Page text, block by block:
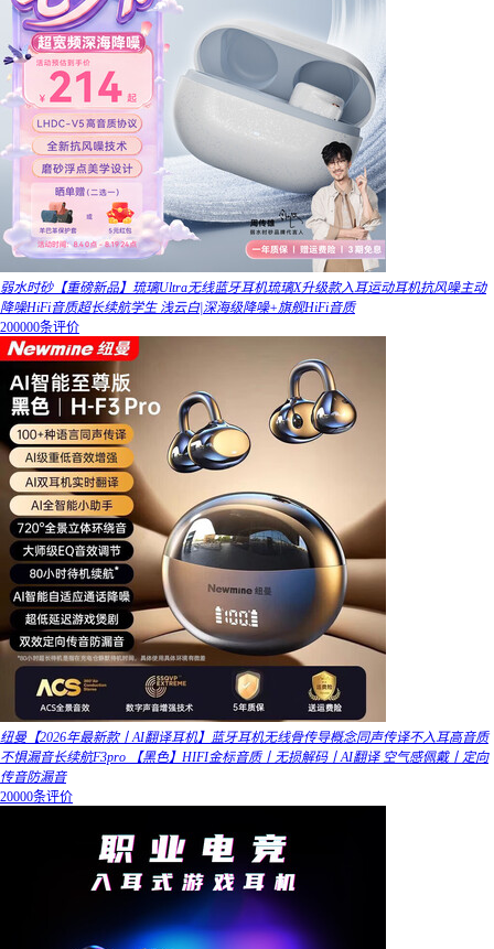
弱水时砂【重磅新品】琉璃Ultra无线蓝牙耳机琉璃X升级款入耳运动耳机抗风噪主动
降噪HiFi音质超长续航学生 浅云白|深海级降噪+旗舰HiFi音质
200000条评价
纽曼【2026年最新款丨AI翻译耳机】蓝牙耳机无线骨传导概念同声传译不入耳高音质
不惧漏音长续航F3pro 【黑色】HIFI金标音质丨无损解码丨AI翻译 空气感佩戴丨定向
传音防漏音
20000条评价